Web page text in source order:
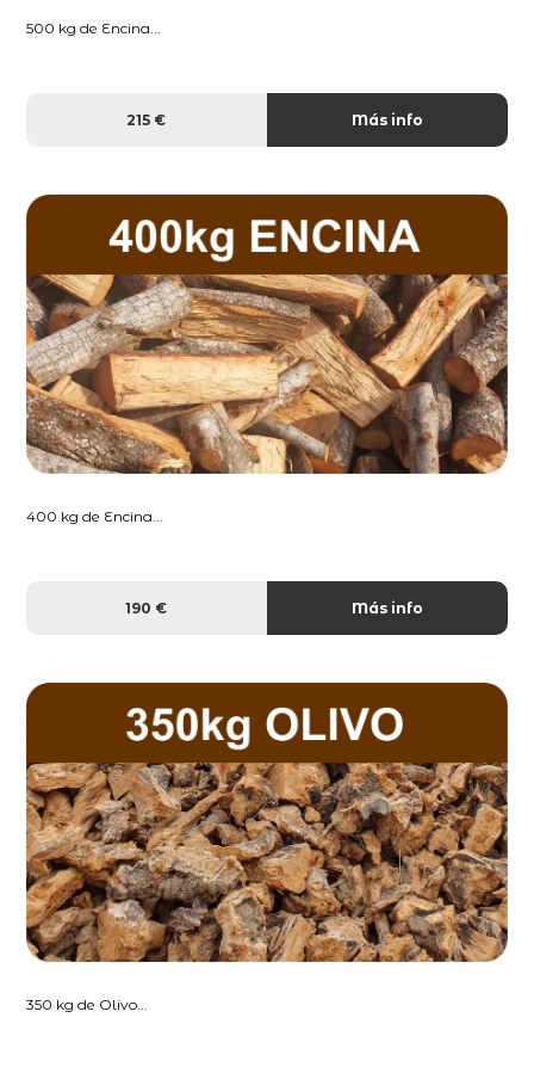
500 kg de Encina...
215 € Más info
400 kg de Encina...
190 € Más info
350 kg de Olivo...